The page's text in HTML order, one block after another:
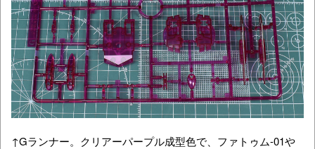
↑Gランナー。クリアーパープル成型色で、ファトゥム-01や